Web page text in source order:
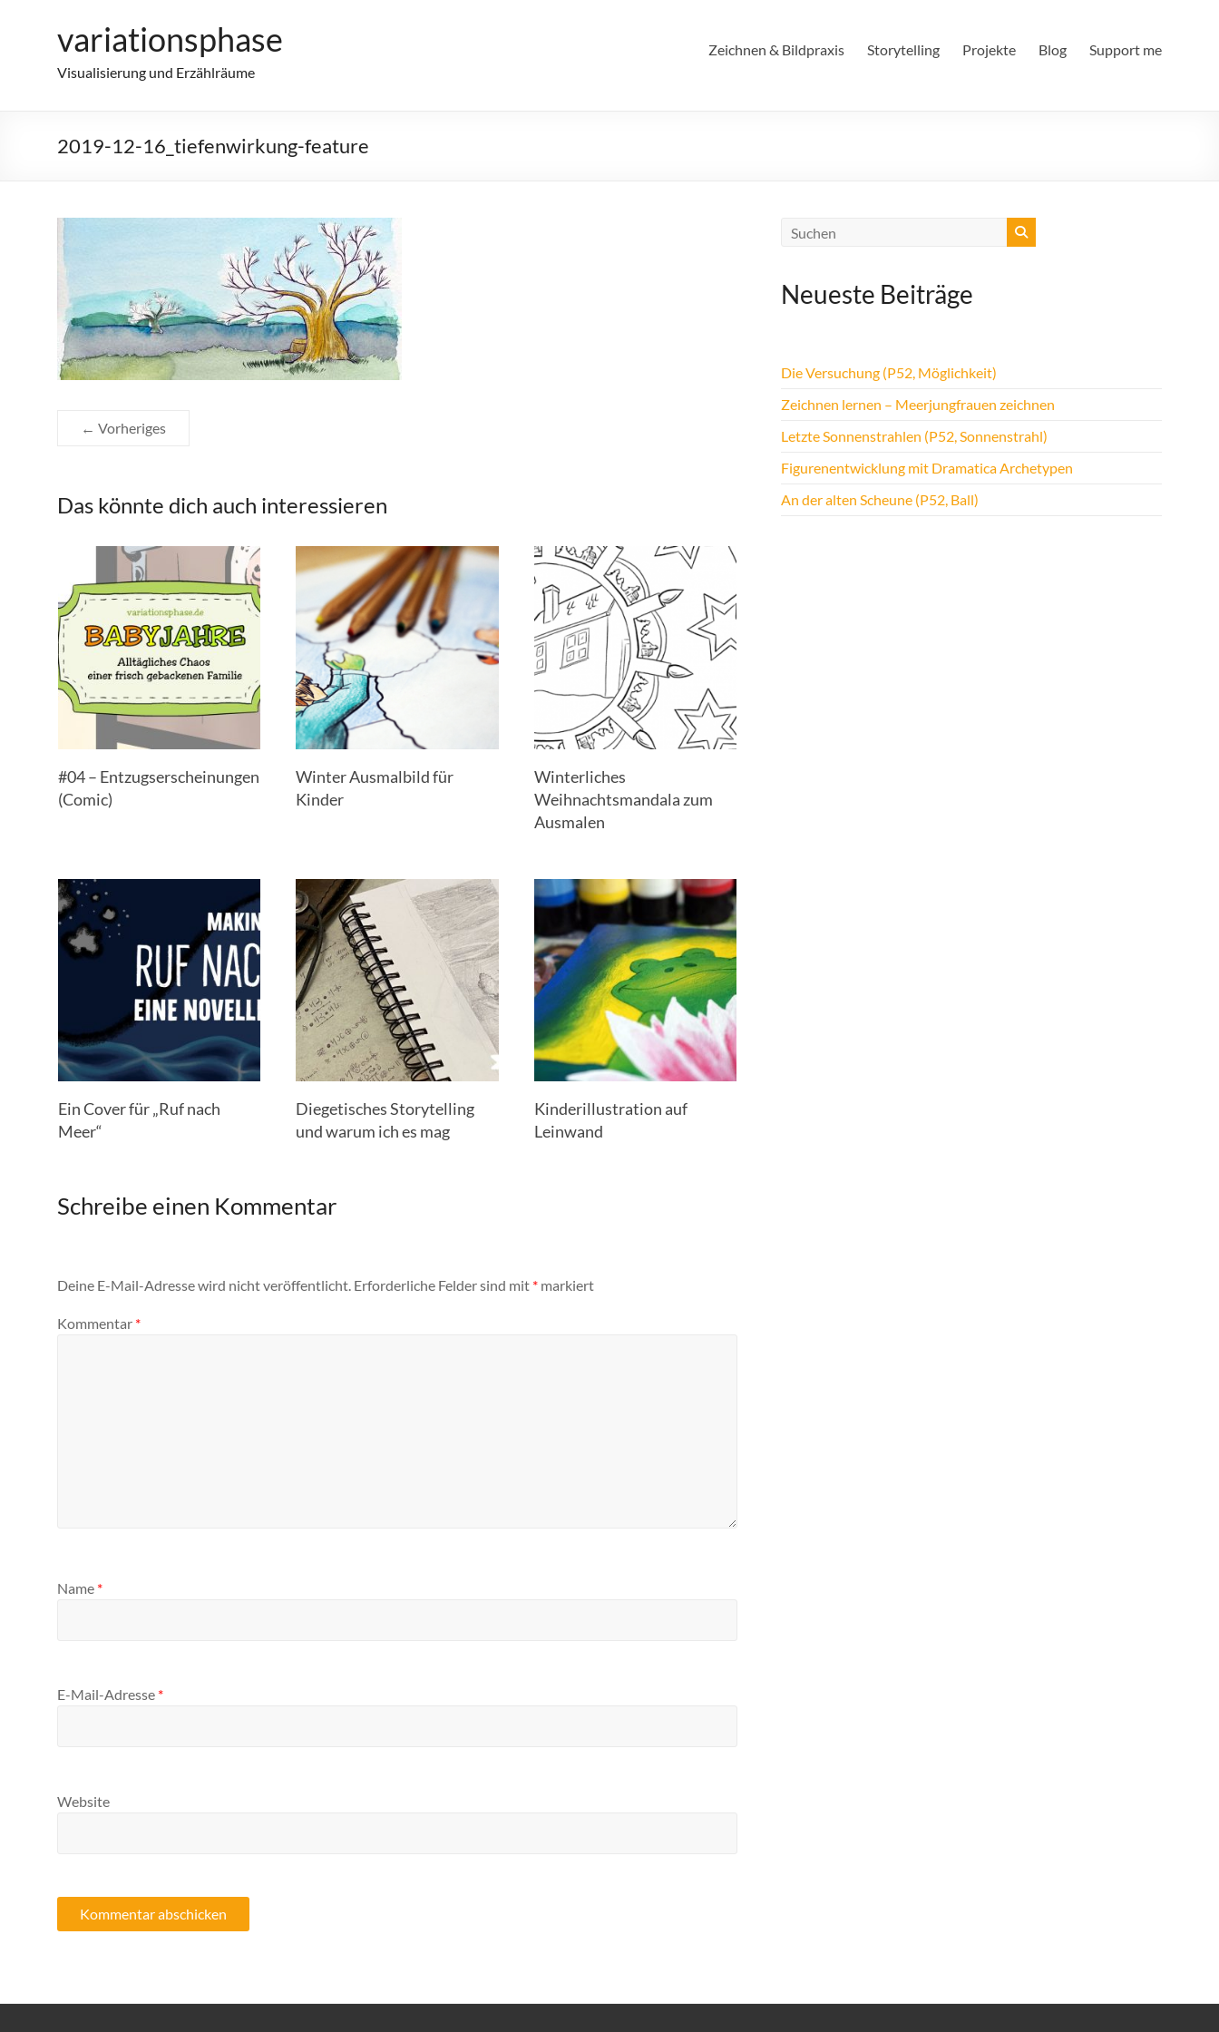
variationsphase
Visualisierung und Erzählräume
Zeichnen & Bildpraxis Storytelling Projekte Blog Support me
2019-12-16_tiefenwirkung-feature
← Vorheriges
Das könnte dich auch interessieren
#04 – Entzugserscheinungen
(Comic)
Winter Ausmalbild für
Kinder
Winterliches
Weihnachtsmandala zum
Ausmalen
Ein Cover für „Ruf nach
Meer“
Diegetisches Storytelling
und warum ich es mag
Kinderillustration auf
Leinwand
Schreibe einen Kommentar
Deine E-Mail-Adresse wird nicht veröffentlicht. Erforderliche Felder sind mit * markiert
Kommentar *
Name *
E-Mail-Adresse *
Website
Neueste Beiträge
Die Versuchung (P52, Möglichkeit)
Zeichnen lernen – Meerjungfrauen zeichnen
Letzte Sonnenstrahlen (P52, Sonnenstrahl)
Figurenentwicklung mit Dramatica Archetypen
An der alten Scheune (P52, Ball)